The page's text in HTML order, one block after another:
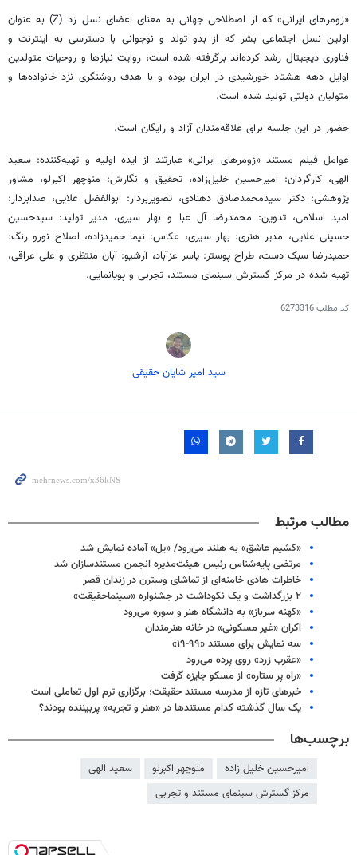
«زومرهای ایرانی» که از اصطلاحی جهانی به معنای اعضای نسل زد (Z) به عنوان
اولین نسل اجتماعی بشر که از بدو تولد و نوجوانی با دسترسی به اینترنت و
فناوری دیجیتال رشد کرده‌اند برگرفته شده است، روایت نیازها و روحیات متولدین
اوایل دهه هشتاد خورشیدی در ایران بوده و با هدف روشنگری نزد خانواده‌ها و
متولیان دولتی تولید شده است.
حضور در این جلسه برای علاقه‌مندان آزاد و رایگان است.
عوامل فیلم مستند «زومرهای ایرانی» عبارتند از ایده اولیه و تهیه‌کننده: سعید
الهی، کارگردان: امیرحسین خلیل‌زاده، تحقیق و نگارش: منوچهر اکبرلو، مشاور
پژوهشی: دکتر سیدمحمدصادق دهنادی، تصویربردار: ابوالفضل علایی، صدابردار:
امید اسلامی، تدوین: محمدرضا آل عبا و بهار سیری، مدیر تولید: سیدحسین
حسینی علایی، مدیر هنری: بهار سیری، عکاس: نیما حمیدزاده، اصلاح نورو رنگ:
حمیدرضا سبک دست، طراح پوستر: یاسر عزآباد، آرشیو: آبان منتظری و علی عراقی،
تهیه شده در مرکز گسترش سینمای مستند، تجربی و پویانمایی.
کد مطلب6273316
سید امیر شایان حقیقی
مطالب مرتبط
«کشیم عاشق» به هلند می‌رود/ «یل» آماده نمایش شد
مرتضی پایه‌شناس رئیس هیئت‌مدیره انجمن مستندسازان شد
خاطرات هادی خامنه‌ای از تماشای وسترن در زندان قصر
۲ بزرگداشت و یک نکوداشت در جشنواره «سینماحقیقت»
«کهنه سرباز» به دانشگاه هنر و سوره می‌رود
اکران «غیر مسکونی» در خانه هنرمندان
سه نمایش برای مستند «۹۹-۱۹»
«عقرب زرد» روی پرده می‌رود
«راه پر ستاره» از مسکو جایزه گرفت
خبرهای تازه از مدرسه مستند حقیقت؛ برگزاری ترم اول تعاملی است
یک سال گذشته کدام مستندها در «هنر و تجربه» پربیننده بودند؟
برچسب‌ها
امیرحسین خلیل زاده منوچهر اکبرلو
سعید الهی
مرکز گسترش سینمای مستند و تجربی